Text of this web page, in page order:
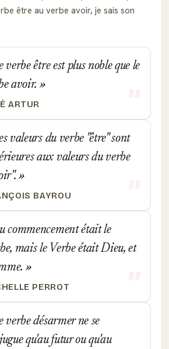
être au verbe avoir, je sais son
verbe être est plus noble que le
avoir.
ARTUR
valeurs du verbe "être" sont
aux valeurs du verbe
BAYROU
commencement était le
mais le Verbe était Dieu, et
PERROT
verbe désarmer ne se
qu'au futur ou qu'au